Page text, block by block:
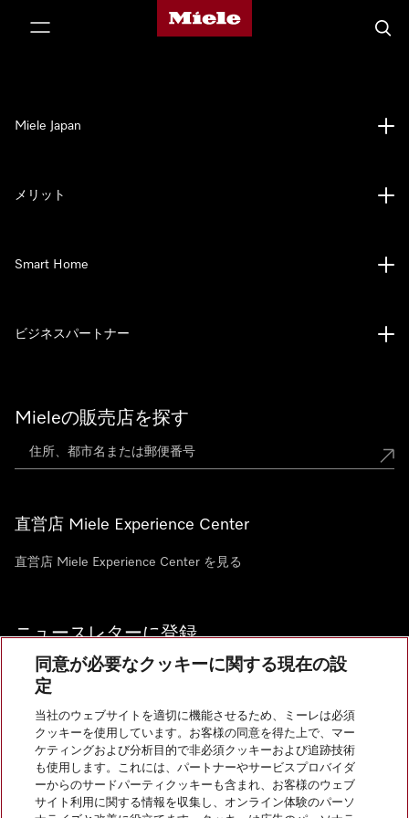
Mieleのホームページ
検索
Mieleの販売店を探す
直営店 Miele Experience Center
直営店 Miele Experience Center を見る
ニュースレターに登録
お問い合わせ
Miele Japan
メリット
Smart Home
ビジネスパートナー
InstagramのMiele
YoutubeのMiele
同意が必要なクッキーに関する現在の設
定
当社のウェブサイトを適切に機能させるため、ミーレは必須
クッキーを使用しています。お客様の同意を得た上で、マー
ケティングおよび分析目的で非必須クッキーおよび追跡技術
も使用します。これには、パートナーやサービスプロバイダ
ーからのサードパーティクッキーも含まれ、お客様のウェブ
サイト利用に関する情報を収集し、オンライン体験のパーソ